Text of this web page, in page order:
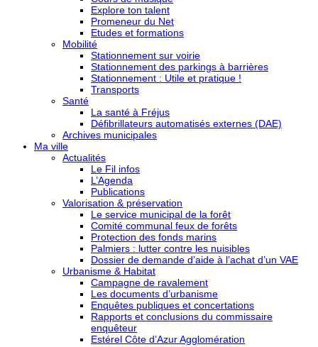
Explore ton talent
Promeneur du Net
Etudes et formations
Mobilité
Stationnement sur voirie
Stationnement des parkings à barrières
Stationnement : Utile et pratique !
Transports
Santé
La santé à Fréjus
Défibrillateurs automatisés externes (DAE)
Archives municipales
Ma ville
Actualités
Le Fil infos
L’Agenda
Publications
Valorisation & préservation
Le service municipal de la forêt
Comité communal feux de forêts
Protection des fonds marins
Palmiers : lutter contre les nuisibles
Dossier de demande d’aide à l’achat d’un VAE
Urbanisme & Habitat
Campagne de ravalement
Les documents d’urbanisme
Enquêtes publiques et concertations
Rapports et conclusions du commissaire
enquêteur
Estérel Côte d’Azur Agglomération